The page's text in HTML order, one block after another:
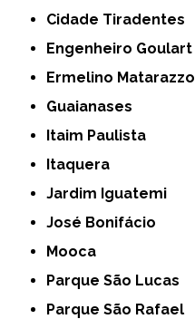
Cidade Tiradentes
Engenheiro Goulart
Ermelino Matarazzo
Guaianases
Itaim Paulista
Itaquera
Jardim Iguatemi
José Bonifácio
Mooca
Parque São Lucas
Parque São Rafael